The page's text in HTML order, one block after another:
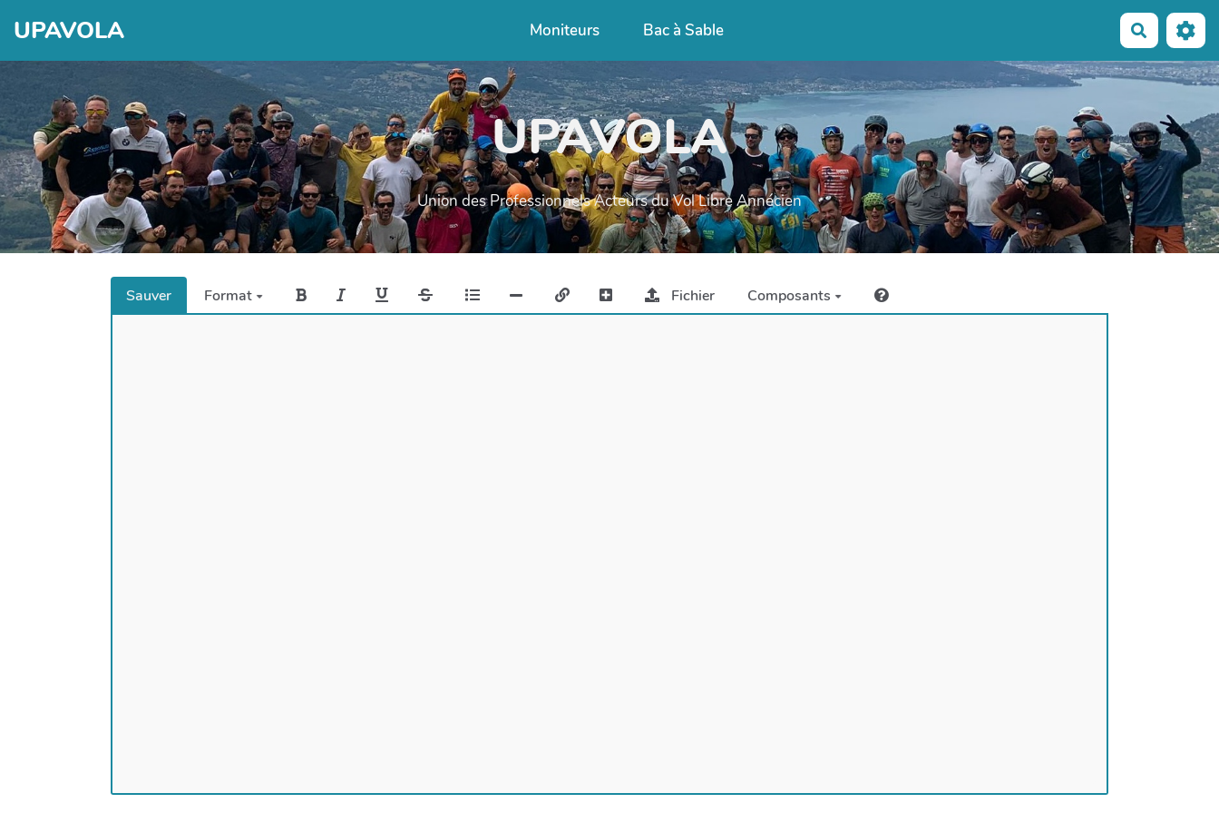
UPAVOLA Moniteurs Bac à Sable
UPAVOLA
Union des Professionnels Acteurs du Vol Libre Annécien
Sauver Format Fichier Composants